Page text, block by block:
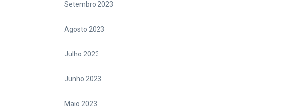
Setembro 2023
Agosto 2023
Julho 2023
Junho 2023
Maio 2023